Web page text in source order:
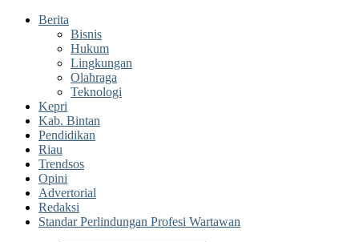
Berita
Bisnis
Hukum
Lingkungan
Olahraga
Teknologi
Kepri
Kab. Bintan
Pendidikan
Riau
Trendsos
Opini
Advertorial
Redaksi
Standar Perlindungan Profesi Wartawan